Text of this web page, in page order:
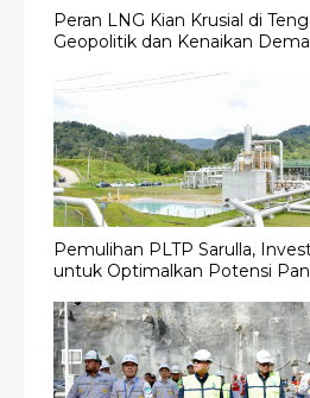
Peran LNG Kian Krusial di
Geopolitik dan Kenaikan
Pemulihan PLTP Sarulla,
untuk Optimalkan Potensi